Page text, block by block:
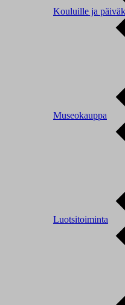
Kouluille ja
Museokauppa
Luotsitoiminta